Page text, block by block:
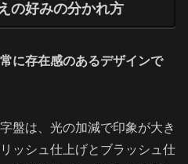
の好みの分かれ方
に存在感のあるデザインで
盤は、光の加減で印象が大き
ッシュ仕上げとブラッシュ仕